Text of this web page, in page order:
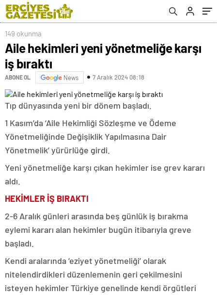
149 okunma
Aile hekimleri yeni yönetmeliğe karşı
iş bıraktı
ABONE OL News 7 Aralık 2024 08:18
Tıp dünyasında yeni bir dönem başladı.
1 Kasım’da ‘Aile Hekimliği Sözleşme ve Ödeme
Yönetmeliğinde Değişiklik Yapılmasına Dair
Yönetmelik’ yürürlüğe girdi.
Yeni yönetmeliğe karşı çıkan hekimler ise grev kararı
aldı.
HEKİMLER İŞ BIRAKTI
2-6 Aralık günleri arasında beş günlük iş bırakma
eylemi kararı alan hekimler bugün itibarıyla greve
başladı.
Kendi aralarında ‘eziyet yönetmeliği’ olarak
nitelendirdikleri düzenlemenin geri çekilmesini
isteyen hekimler Türkiye genelinde kendi örgütleri